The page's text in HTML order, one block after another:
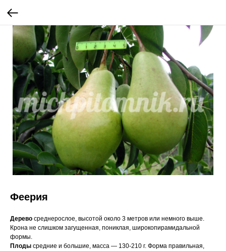
Феерия
Дерево среднерослое, высотой около 3 метров или немного выше.
Крона не слишком загущенная, пониклая, широкопирамидальной
формы.
Плоды средние и большие, масса — 130-210 г. Форма правильная,